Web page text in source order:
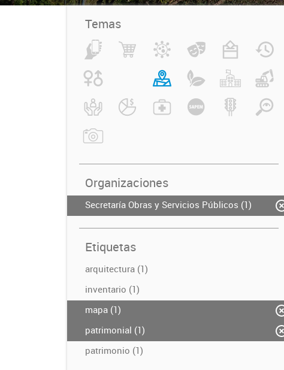
Temas
Organizaciones
Secretaría Obras y Servicios Públicos (1)
Etiquetas
arquitectura (1)
inventario (1)
mapa (1)
patrimonial (1)
patrimonio (1)